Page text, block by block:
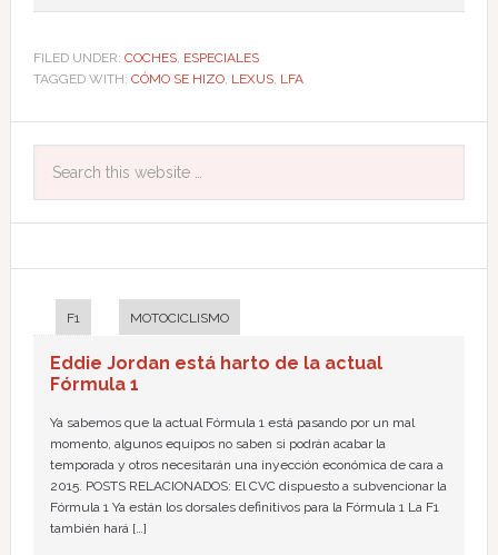
FILED UNDER: COCHES, ESPECIALES
TAGGED WITH: CÓMO SE HIZO, LEXUS, LFA
F1 MOTOCICLISMO
Eddie Jordan está harto de la actual
Fórmula 1
Ya sabemos que la actual Fórmula 1 está pasando por un mal
momento, algunos equipos no saben si podrán acabar la
temporada y otros necesitarán una inyección económica de cara a
2015. POSTS RELACIONADOS: El CVC dispuesto a subvencionar la
Fórmula 1 Ya están los dorsales definitivos para la Fórmula 1 La F1
también hará […]